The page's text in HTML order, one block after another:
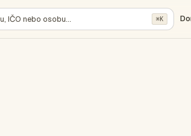
IČO nebo osobu… ⌘K